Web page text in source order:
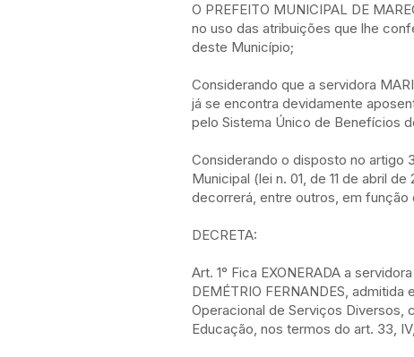
O PREFEITO MUNICIPAL DE
no uso das atribuições que lhe
deste Município;
Considerando que a servidora
já se encontra devidamente
pelo Sistema Único de Benefícios
Considerando o disposto no artigo
Municipal (lei n. 01, de 11 de abril
decorrerá, entre outros, em função
DECRETA:
Art. 1° Fica EXONERADA a
DEMÉTRIO FERNANDES,
Operacional de Serviços Diversos,
Educação, nos termos do art. 33,